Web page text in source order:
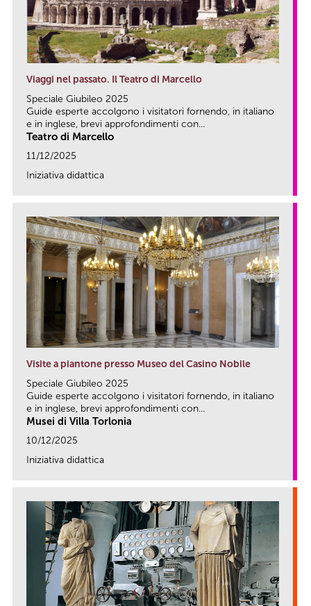
Viaggi nel passato. Il Teatro di Marcello
Speciale Giubileo 2025
Guide esperte accolgono i visitatori fornendo, in italiano
e in inglese, brevi approfondimenti con...
Teatro di Marcello
11/12/2025
Iniziativa didattica
Visite a piantone presso Museo del Casino Nobile
Speciale Giubileo 2025
Guide esperte accolgono i visitatori fornendo, in italiano
e in inglese, brevi approfondimenti con...
Musei di Villa Torlonia
10/12/2025
Iniziativa didattica